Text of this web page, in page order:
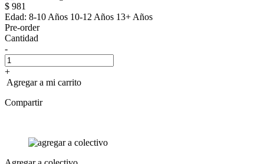
$ 981
Edad: 8-10 Años 10-12 Años 13+ Años
Pre-order
Cantidad
-
+
Agregar a mi carrito
Compartir